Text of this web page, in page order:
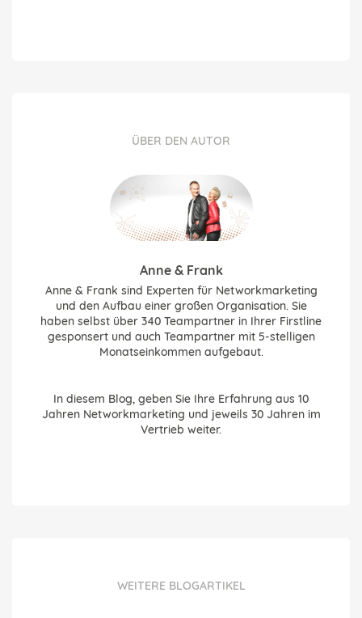
ÜBER DEN AUTOR
Anne & Frank
Anne & Frank sind Experten für Networkmarketing
und den Aufbau einer großen Organisation. Sie
haben selbst über 340 Teampartner in Ihrer Firstline
gesponsert und auch Teampartner mit 5-stelligen
Monatseinkommen aufgebaut.
In diesem Blog, geben Sie Ihre Erfahrung aus 10
Jahren Networkmarketing und jeweils 30 Jahren im
Vertrieb weiter.
WEITERE BLOGARTIKEL